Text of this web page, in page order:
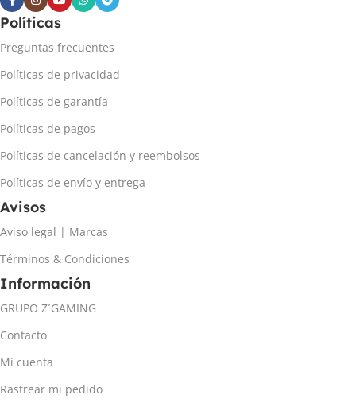
Políticas
Preguntas frecuentes
Políticas de privacidad
Políticas de garantía
Políticas de pagos
Políticas de cancelación y reembolsos
Políticas de envío y entrega
Avisos
Aviso legal | Marcas
Términos & Condiciones
Información
GRUPO Z´GAMING
Contacto
Mi cuenta
Rastrear mi pedido